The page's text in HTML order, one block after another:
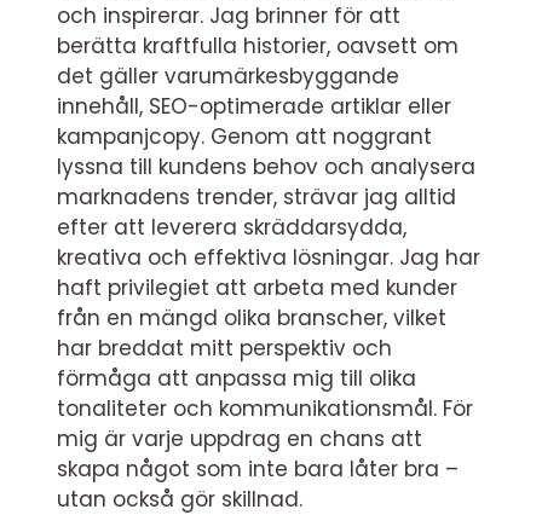
och inspirerar. Jag brinner för att
berätta kraftfulla historier, oavsett om
det gäller varumärkesbyggande
innehåll, SEO-optimerade artiklar eller
kampanjcopy. Genom att noggrant
lyssna till kundens behov och analysera
marknadens trender, strävar jag alltid
efter att leverera skräddarsydda,
kreativa och effektiva lösningar. Jag har
haft privilegiet att arbeta med kunder
från en mängd olika branscher, vilket
har breddat mitt perspektiv och
förmåga att anpassa mig till olika
tonaliteter och kommunikationsmål. För
mig är varje uppdrag en chans att
skapa något som inte bara låter bra –
utan också gör skillnad.